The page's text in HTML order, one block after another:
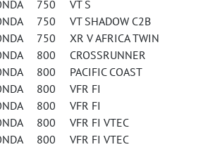
750 VT S
750 VT SHADOW C2B
750 XR V AFRICA TWIN
800 CROSSRUNNER
800 PACIFIC COAST
800 VFR FI
800 VFR FI
800 VFR FI VTEC
800 VFR FI VTEC